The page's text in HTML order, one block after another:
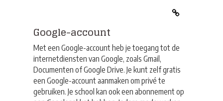
Google-account
Met een Google-account heb je toegang tot de
internetdiensten van Google, zoals Gmail,
Documenten of Google Drive. Je kunt zelf gratis
een Google-account aanmaken om privé te
gebruiken. Je school kan ook een abonnement op